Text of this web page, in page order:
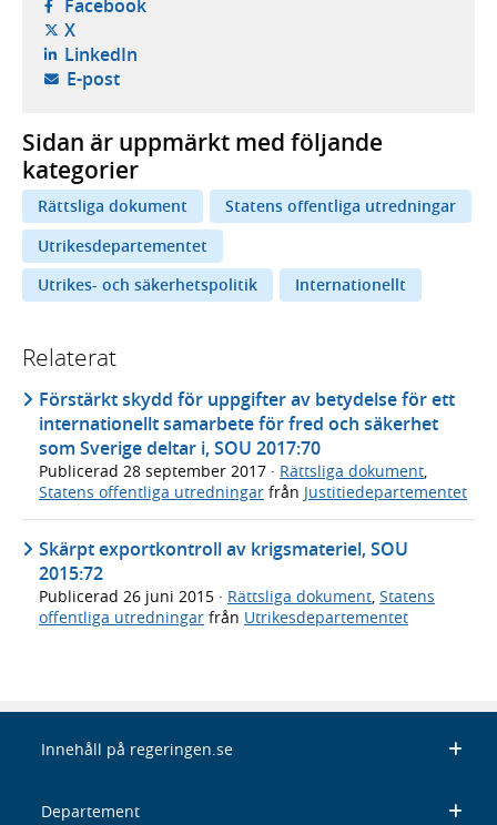
Facebook
X- öppnas i ny flik, extern webbplats,
LinkedIn- öppnas i ny flik, extern webbplats,
E-post- öppnar din e-postklient,
Sidan är uppmärkt med följande
kategorier
Rättsliga dokument
Statens offentliga utredningar
Utrikesdepartementet
Utrikes- och säkerhetspolitik
Internationellt
Relaterat
Förstärkt skydd för uppgifter av betydelse för ett
internationellt samarbete för fred och säkerhet
som Sverige deltar i, SOU 2017:70
Publicerad 28 september 2017 · Rättsliga dokument
Statens offentliga utredningar från Justitiedepartementet
Skärpt exportkontroll av krigsmateriel, SOU
2015:72
Publicerad 26 juni 2015 · Rättsliga dokument, Statens
offentliga utredningar från Utrikesdepartementet
Innehåll på regeringen.se
Departement